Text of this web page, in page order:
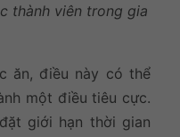
thành viên trong gia
ăn, điều này có thể
một điều tiêu cực.
giới hạn thời gian